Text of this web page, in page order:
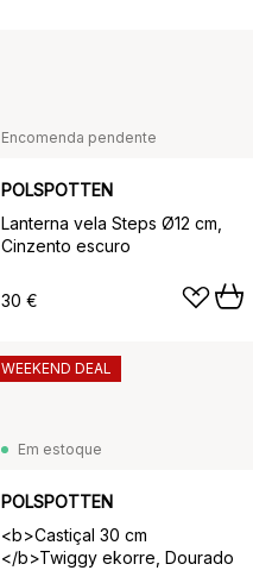
Encomenda pendente
POLSPOTTEN
Lanterna vela Steps Ø12 cm,
Cinzento escuro
30 €
Em estoque
POLSPOTTEN
<b>Castiçal 30 cm
</b>Twiggy ekorre, Dourado
WEEKEND DEAL